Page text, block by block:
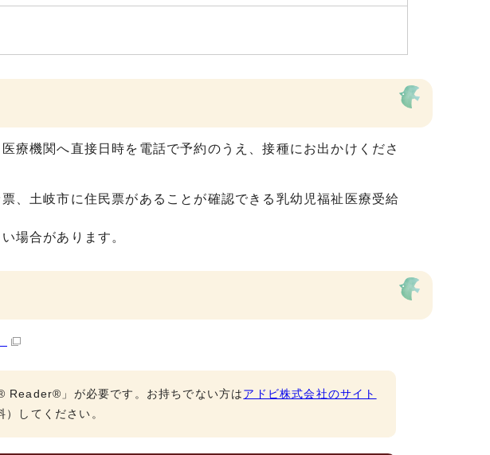
療機関へ直接日時を電話で予約のうえ、接種にお出かけくださ
、土岐市に住民票があることが確認できる乳幼児福祉医療受給
場合があります。
Reader®」が必要です。お持ちでない方はアドビ株式会社のサイト
してください。